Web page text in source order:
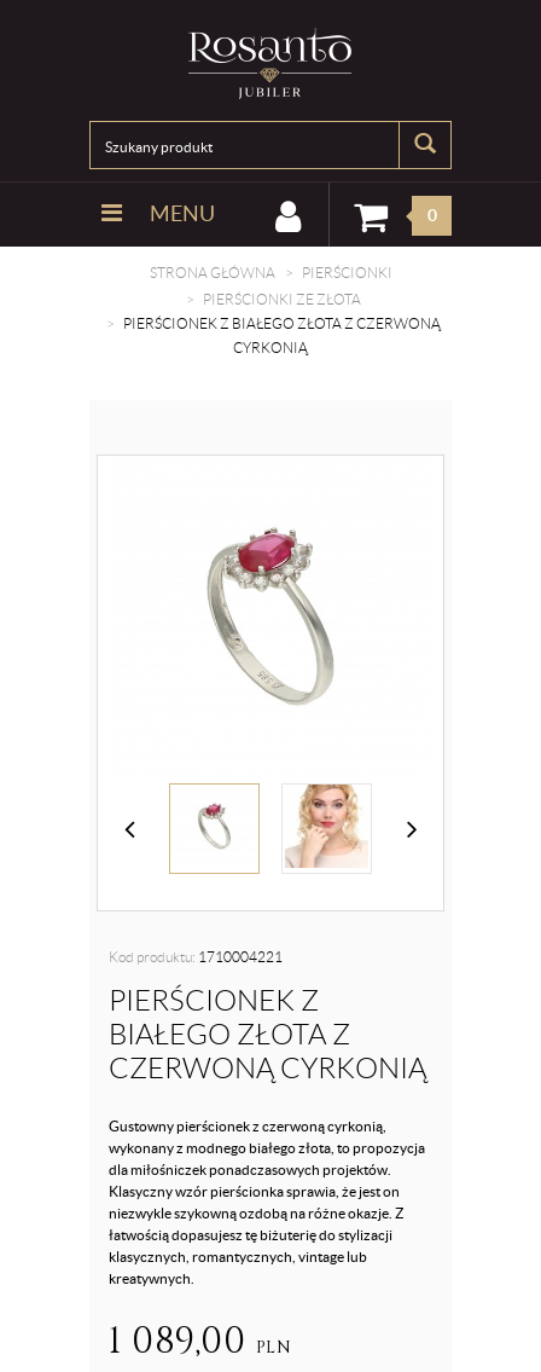
MENU 0
STRONA GŁÓWNA
PIERŚCIONKI
PIERŚCIONKI ZE ZŁOTA
PIERŚCIONEK Z BIAŁEGO ZŁOTA Z CZERWONĄ
CYRKONIĄ
Kod produktu: 1710004221
PIERŚCIONEK Z
BIAŁEGO ZŁOTA Z
CZERWONĄ CYRKONIĄ
Gustowny pierścionek z czerwoną cyrkonią,
wykonany z modnego białego złota, to propozycja
dla miłośniczek ponadczasowych projektów.
Klasyczny wzór pierścionka sprawia, że jest on
niezwykle szykowną ozdobą na różne okazje. Z
łatwością dopasujesz tę biżuterię do stylizacji
klasycznych, romantycznych, vintage lub
kreatywnych.
1 089,00 PLN